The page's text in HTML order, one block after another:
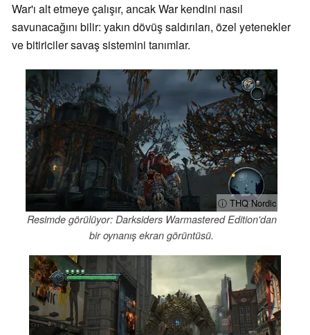
War'ı alt etmeye çalışır, ancak War kendini nasıl
savunacağını bilir: yakın dövüş saldırıları, özel yetenekler
ve bitiriciler savaş sistemini tanımlar.
ⓘ THQ Nordic
Resimde görülüyor: Darksiders Warmastered Edition'dan
bir oynanış ekran görüntüsü.